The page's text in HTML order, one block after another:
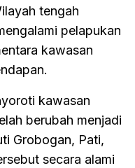
tengah
pelapukan
kawasan
kawasan
berubah menjadi
Grobogan, Pati,
secara alami